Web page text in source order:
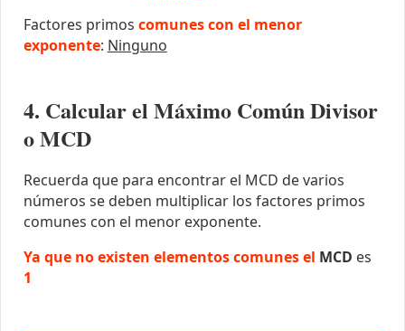
Factores primos comunes con el menor
exponente: Ninguno
4. Calcular el Máximo Común Divisor
o MCD
Recuerda que para encontrar el MCD de varios
números se deben multiplicar los factores primos
comunes con el menor exponente.
Ya que no existen elementos comunes el MCD es
1